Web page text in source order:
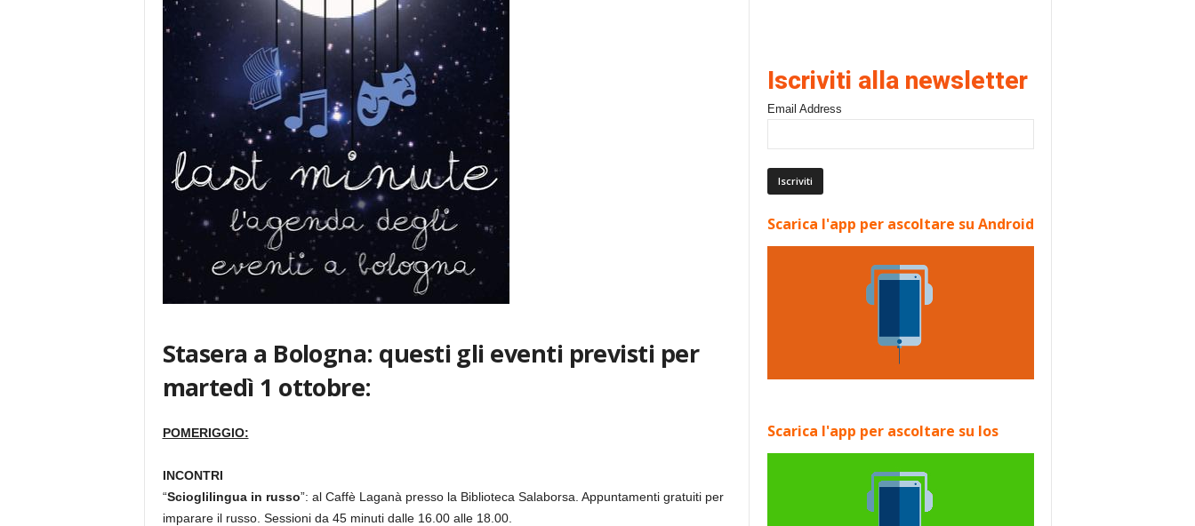
Stasera a Bologna: questi gli eventi previsti per
martedì 1 ottobre:
POMERIGGIO:
INCONTRI
“Scioglilingua in russo”: al Caffè Laganà presso la Biblioteca Salaborsa. Appuntamenti gratuiti per
imparare il russo. Sessioni da 45 minuti dalle 16.00 alle 18.00.
Iscriviti alla newsletter
Email Address
Scarica l'app per ascoltare su Android
Scarica l'app per ascoltare su Ios